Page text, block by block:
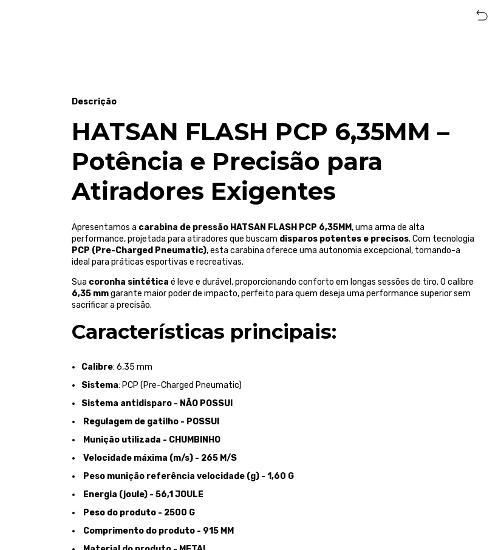
Descrição
HATSAN FLASH PCP 6,35MM –
Potência e Precisão para
Atiradores Exigentes
Apresentamos a carabina de pressão HATSAN FLASH PCP 6,35MM, uma arma de alta
performance, projetada para atiradores que buscam disparos potentes e precisos. Com tecnologia
PCP (Pre-Charged Pneumatic), esta carabina oferece uma autonomia excepcional, tornando-a
ideal para práticas esportivas e recreativas.
Sua coronha sintética é leve e durável, proporcionando conforto em longas sessões de tiro. O calibre
6,35 mmgarante maior poder de impacto, perfeito para quem deseja uma performance superior sem
sacrificar a precisão.
Características principais:
Calibre: 6,35 mm
Sistema: PCP (Pre-Charged Pneumatic)
Sistema antidisparo - NÃO POSSUI
Regulagem de gatilho - POSSUI
Munição utilizada - CHUMBINHO
Velocidade máxima (m/s) - 265 M/S
Peso munição referência velocidade (g) - 1,60 G
Energia (joule) - 56,1 JOULE
Peso do produto - 2500 G
Comprimento do produto - 915 MM